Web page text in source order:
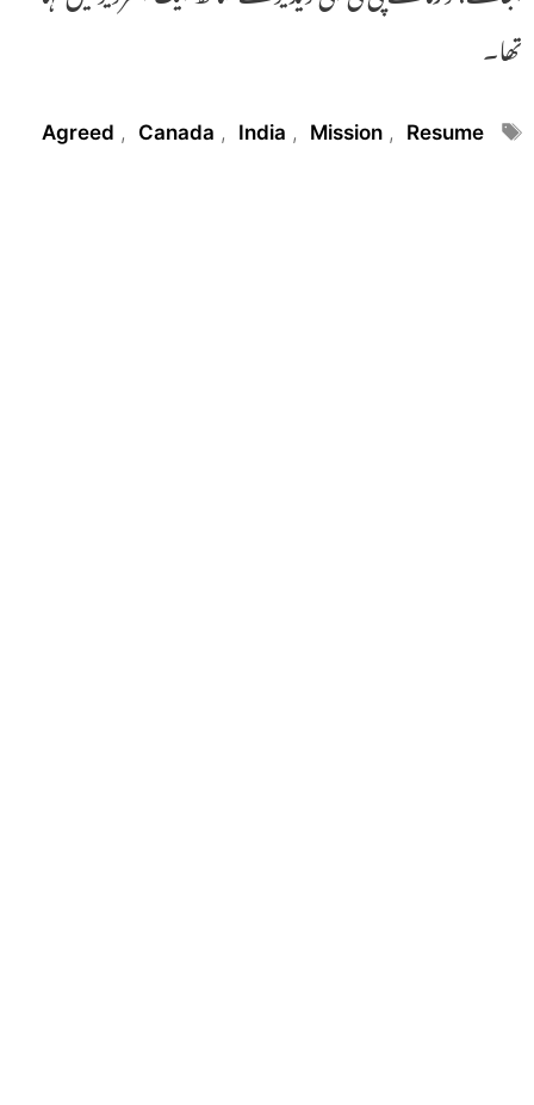
تھا۔
Tags
Agreed , Canada , India , Mission , Resume